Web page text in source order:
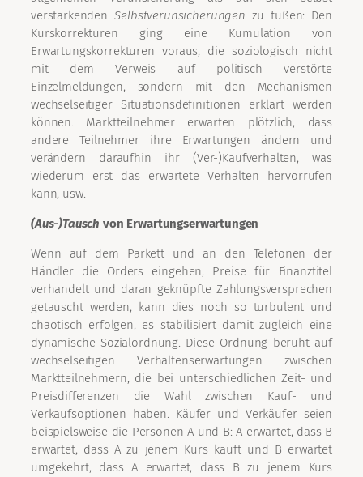
verstärkendenSelbstverunsicherungen zu fußen: Den
Kurskorrekturen ging eine Kumulation von
Erwartungskorrekturen voraus, die soziologisch nicht
mit dem Verweis auf politisch verstörte
Einzelmeldungen, sondern mit den Mechanismen
wechselseitiger Situationsdefinitionen erklärt werden
können. Marktteilnehmer erwarten plötzlich, dass
andere Teilnehmer ihre Erwartungen ändern und
verändern daraufhin ihr (Ver-)Kaufverhalten, was
wiederum erst das erwartete Verhalten hervorrufen
kann, usw.
(Aus-)Tausch von Erwartungserwartungen
Wenn auf dem Parkett und an den Telefonen der
Händler die Orders eingehen, Preise für Finanztitel
verhandelt und daran geknüpfte Zahlungsversprechen
getauscht werden, kann dies noch so turbulent und
chaotisch erfolgen, es stabilisiert damit zugleich eine
dynamische Sozialordnung. Diese Ordnung beruht auf
wechselseitigen Verhaltenserwartungen zwischen
Marktteilnehmern, die bei unterschiedlichen Zeit- und
Preisdifferenzen die Wahl zwischen Kauf- und
Verkaufsoptionen haben. Käufer und Verkäufer seien
beispielsweise die Personen A und B: A erwartet, dass B
erwartet, dass A zu jenem Kurs kauft und B erwartet
umgekehrt, dass A erwartet, dass B zu jenem Kurs